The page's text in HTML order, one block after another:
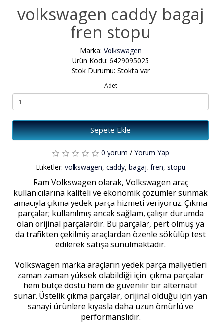
volkswagen caddy bagaj
fren stopu
Marka: Volkswagen
Ürün Kodu: 6429095025
Stok Durumu: Stokta var
Adet
Sepete Ekle
0 yorum / Yorum Yap
Etiketler: volkswagen, caddy, bagaj, fren, stopu
Ram Volkswagen olarak, Volkswagen araç
kullanıcılarına kaliteli ve ekonomik çözümler sunmak
amacıyla çıkma yedek parça hizmeti veriyoruz. Çıkma
parçalar; kullanılmış ancak sağlam, çalışır durumda
olan orijinal parçalardır. Bu parçalar, pert olmuş ya
da trafikten çekilmiş araçlardan özenle sökülüp test
edilerek satışa sunulmaktadır.
Volkswagen marka araçların yedek parça maliyetleri
zaman zaman yüksek olabildiği için, çıkma parçalar
hem bütçe dostu hem de güvenilir bir alternatif
sunar. Üstelik çıkma parçalar, orijinal olduğu için yan
sanayi ürünlere kıyasla daha uzun ömürlü ve
performanslıdır.